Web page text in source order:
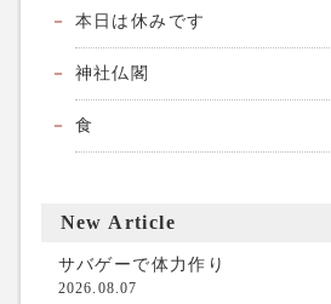
本日は休みです
神社仏閣
食
New Article
サバゲーで体力作り
2026.08.07